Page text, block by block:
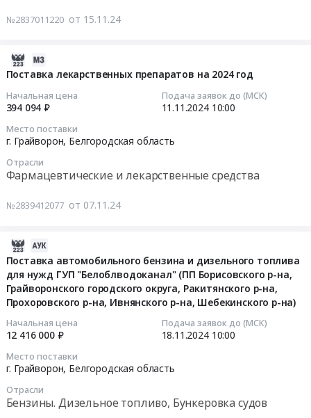
№2837011220 от 15.11.24
Поставка лекарственных препаратов на 2024 год
Начальная цена
394 094 ₽
Подача заявок до (МСК)
11.11.2024 10:00
Место поставки
г. Грайворон, Белгородская область
Отрасли
Фармацевтические и лекарственные средства
№2839412077 от 07.11.24
Поставка автомобильного бензина и дизельного топлива
для нужд ГУП "Белоблводоканал" (ПП Борисовского р-на,
Грайворонского городского округа, Ракитянского р-на,
Прохоровского р-на, Ивнянского р-на, Шебекинского р-на)
Начальная цена
12 416 000 ₽
Подача заявок до (МСК)
18.11.2024 10:00
Место поставки
г. Грайворон, Белгородская область
Отрасли
Бензины. Дизельное топливо, Бункеровка судов